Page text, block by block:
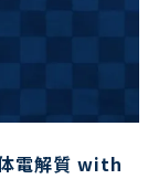
体電解質 with